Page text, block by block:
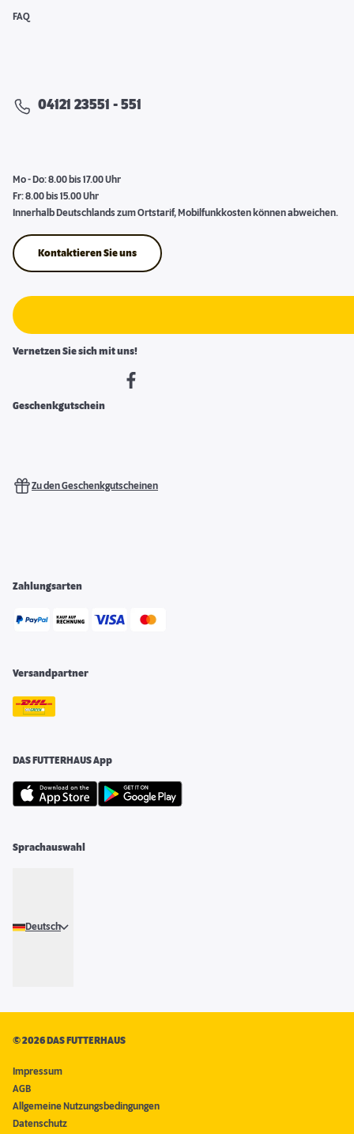
FAQ
04121 23551 - 551
Mo - Do: 8.00 bis 17.00 Uhr
Fr: 8.00 bis 15.00 Uhr
Innerhalb Deutschlands zum Ortstarif, Mobilfunkkosten können abweichen.
Kontaktieren Sie uns
Vernetzen Sie sich mit uns!
Geschenkgutschein
Zu den Geschenkgutscheinen
Zahlungsarten
Versandpartner
DAS FUTTERHAUS App
Sprachauswahl
Deutsch
©2026 DAS FUTTERHAUS
Impressum
AGB
Allgemeine Nutzungsbedingungen
Datenschutz